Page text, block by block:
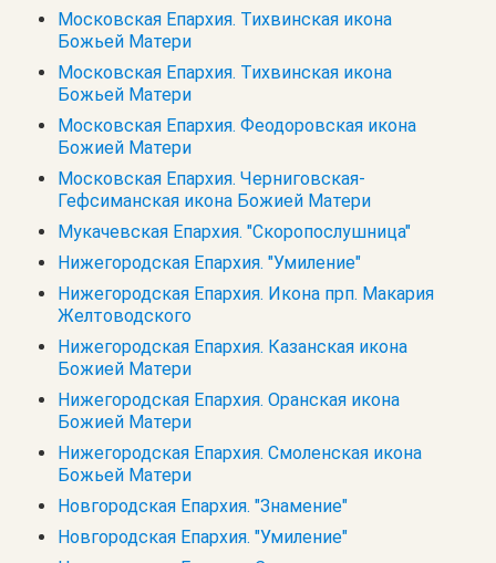
Московская Епархия. Тихвинская икона
Божьей Матери
Московская Епархия. Тихвинская икона
Божьей Матери
Московская Епархия. Феодоровская икона
Божией Матери
Московская Епархия. Черниговская-
Гефсиманская икона Божией Матери
Мукачевская Епархия. "Скоропослушница"
Нижегородская Епархия. "Умиление"
Нижегородская Епархия. Икона прп. Макария
Желтоводского
Нижегородская Епархия. Казанская икона
Божией Матери
Нижегородская Епархия. Оранская икона
Божией Матери
Нижегородская Епархия. Смоленская икона
Божьей Матери
Новгородская Епархия. "Знамение"
Новгородская Епархия. "Умиление"